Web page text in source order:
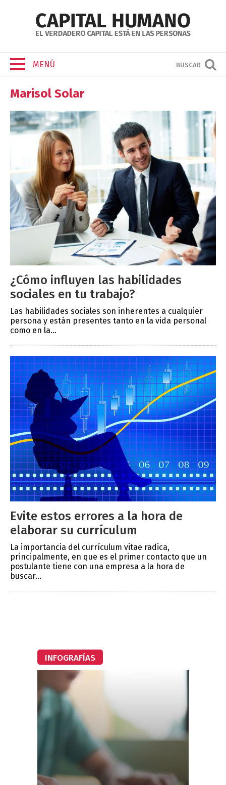
MENÚ BUSCAR
Marisol Solar
¿Cómo influyen las habilidades
sociales en tu trabajo?
Las habilidades sociales son inherentes a cualquier
persona y están presentes tanto en la vida personal
como en la...
Evite estos errores a la hora de
elaborar su currículum
La importancia del currículum vitae radica,
principalmente, en que es el primer contacto que un
postulante tiene con una empresa a la hora de
buscar...
INFOGRAFÍAS